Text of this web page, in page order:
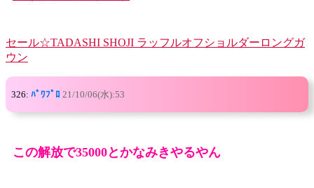
セール☆TADASHI SHOJI ラッフルオフショルダーロングガ
ウン
326: ﾊﾟﾜﾌﾟﾛ 21/10/06(水):53
この解放で35000とかなみきやるやん